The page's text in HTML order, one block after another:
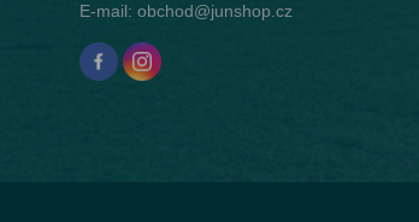
E-mail: obchod@junshop.cz